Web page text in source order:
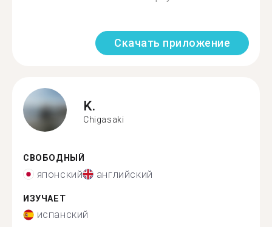
Скачать приложение
K.
Chigasaki
СВОБОДНЫЙ
японский английский
ИЗУЧАЕТ
испанский